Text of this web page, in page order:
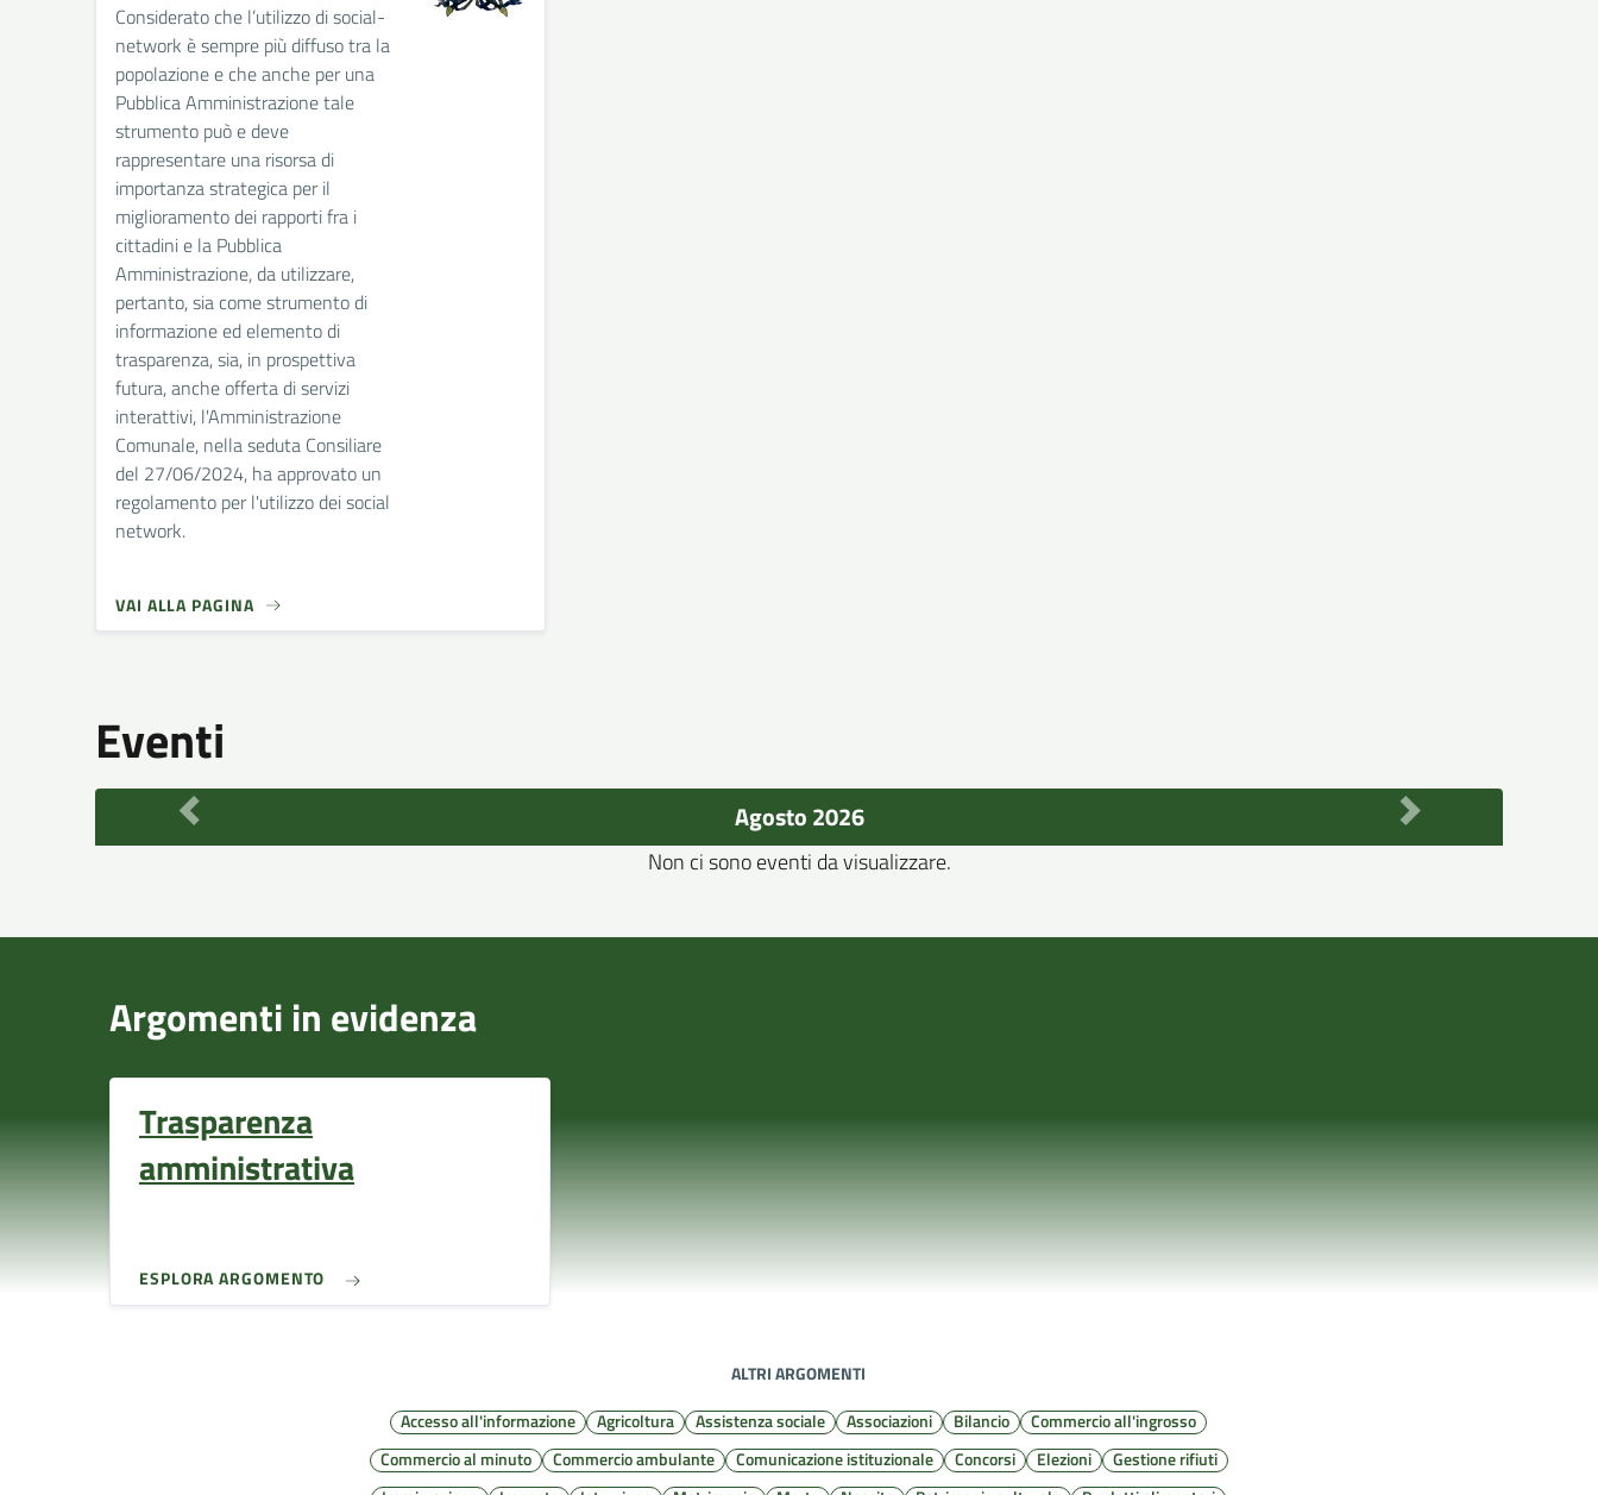
Considerato che l’utilizzo di social-
network è sempre più diffuso tra la
popolazione e che anche per una
Pubblica Amministrazione tale
strumento può e deve
rappresentare una risorsa di
importanza strategica per il
miglioramento dei rapporti fra i
cittadini e la Pubblica
Amministrazione, da utilizzare,
pertanto, sia come strumento di
informazione ed elemento di
trasparenza, sia, in prospettiva
futura, anche offerta di servizi
interattivi, l'Amministrazione
Comunale, nella seduta Consiliare
del 27/06/2024, ha approvato un
regolamento per l'utilizzo dei social
network.
VAI ALLA PAGINA
Eventi
Agosto 2026
Non ci sono eventi da visualizzare.
Argomenti in evidenza
Trasparenza
amministrativa
ESPLORA ARGOMENTO
ALTRI ARGOMENTI
Accesso all'informazione
Agricoltura Assistenza sociale Associazioni Bilancio
Commercio all'ingrosso
Commercio al minuto
Commercio ambulante Comunicazione istituzionale Concorsi Elezioni
Gestione rifiuti